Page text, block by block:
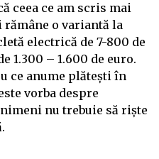
ceea ce am scris mai
o variantă la
electrică de 7-800 de
1.300 – 1.600 de euro.
ce anume plătești în
vorba despre
nu trebuie să riște